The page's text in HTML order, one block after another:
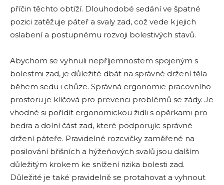
příčin těchto obtíží. Dlouhodobé sedání ve špatné
pozici zatěžuje páteř a svaly zad, což vede k jejich
oslabení a postupnému rozvoji bolestivých stavů.
Abychom se vyhnuli nepříjemnostem spojeným s
bolestmi zad, je důležité dbát na správné držení těla
během sedu i chůze. Správná ergonomie pracovního
prostoru je klíčová pro prevenci problémů se zády. Je
vhodné si pořídít ergonomickou židli s opěrkami pro
bedra a dolní část zad, které podporujíc správné
držení páteře. Pravidelné rozcvičky zaměřené na
posilování břišních a hýžeňových svalů jsou dalším
důležitým krokem ke snížení rizika bolesti zad.
Důležité je také pravidelně se protahovat a vyhnout